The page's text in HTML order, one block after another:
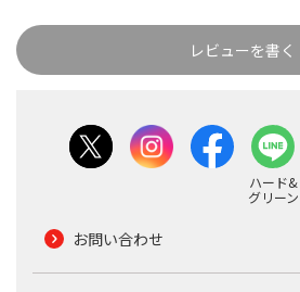
レビューを書く
ハード&
グリーン
お問い合わせ